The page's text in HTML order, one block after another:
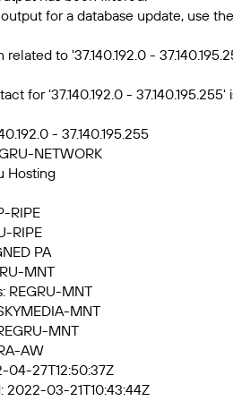
for a database update, use
to '37.140.192.0 -
for '37.140.192.0 - 37.140.195.255'
- 37.140.195.255
NETWORK
Hosting
RIPE
RIPE
PA
MNT
REGRU-MNT
MNT
MNT
AW
04-27T12:50:37Z
2022-03-21T10:43:44Z